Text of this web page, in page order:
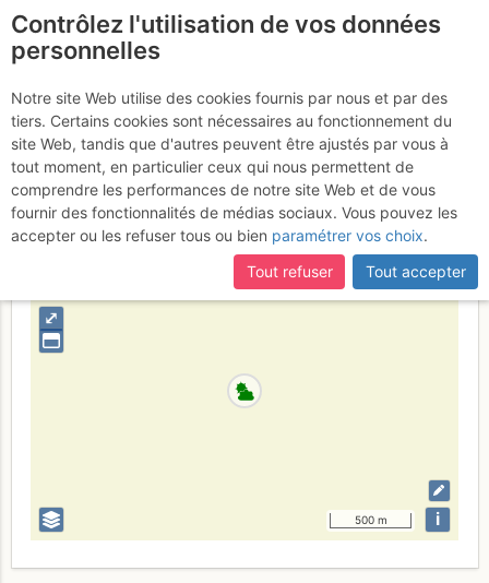
Pointe Gaspard :
Gaspard 1er
Lundi 14 août 2017
France Haute-Savoie Haut Giffre - Aiguilles Rouges - Fiz
⤢
500 m i
Contrôlez l'utilisation de vos données
personnelles
Notre site Web utilise des cookies fournis par nous et par des
tiers. Certains cookies sont nécessaires au fonctionnement du
site Web, tandis que d'autres peuvent être ajustés par vous à
tout moment, en particulier ceux qui nous permettent de
comprendre les performances de notre site Web et de vous
fournir des fonctionnalités de médias sociaux. Vous pouvez les
accepter ou les refuser tous ou bien paramétrer vos choix.
Tout refuser
Tout accepter